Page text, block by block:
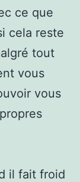
ce que
cela reste
tout
vous
vous
il fait froid